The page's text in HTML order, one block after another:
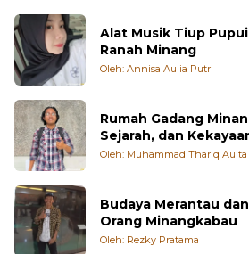
Alat Musik Tiup
Ranah Minang
Oleh: Annisa Aulia Putri
Rumah Gadang
Sejarah, dan
Oleh: Muhammad Thariq Aulta
Budaya Merantau
Orang Minangkabau
Oleh: Rezky Pratama